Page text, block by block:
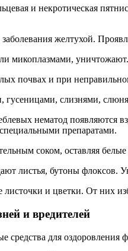
и некротическая
желтухой.
микоплазмами,
почвах и при
гусеницами, слизнями,
нематод появляются
препаратами.
соком, оставляя
листья, бутоны флоксов.
и цветки. От них
и вредителей
средства для оздоровления